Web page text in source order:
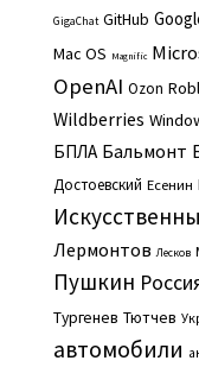
GigaChat GitHub
Mac OS Magnific
OpenAI Ozon
Wildberries
БПЛА Бальмонт
Достоевский Есенин
Лермонтов Лесков
Пушкин
Тургенев Тютчев
автомобили